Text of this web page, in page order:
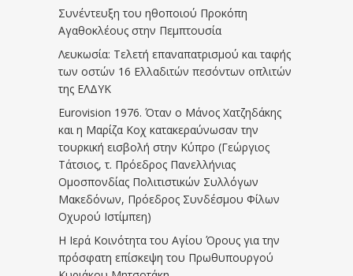
Συνέντευξη του ηθοποιού Προκόπη
Αγαθοκλέους στην Πεμπτουσία
Λευκωσία: Τελετή επαναπατρισμού και ταφής
των οστών 16 Ελλαδιτών πεσόντων οπλιτών
της ΕΛΔΥΚ
Eurovision 1976. Όταν ο Μάνος Χατζηδάκης
και η Μαρίζα Κοχ κατακεραύνωσαν την
τουρκική εισβολή στην Κύπρο (Γεώργιος
Τάτσιος, τ. Πρόεδρος Πανελλήνιας
Ομοσπονδίας Πολιτιστικών Συλλόγων
Μακεδόνων, Πρόεδρος Συνδέσμου Φίλων
Οχυρού Ιστίμπεη)
Η Ιερά Κοινότητα του Αγίου Όρους για την
πρόσφατη επίσκεψη του Πρωθυπουργού